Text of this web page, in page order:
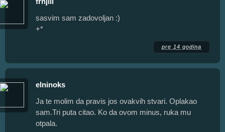
sasvim sam zadovoljan :)
+*
pre 14 godina
elninoks
Ja te molim da pravis jos ovakvih stvari. Oplakao
sam.Tri puta citao. Ko da ovom minus, ruka mu
otpala.